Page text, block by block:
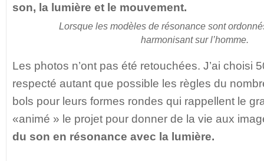
son, la lumière et le mouvement.
Lorsque les modèles de résonance sont
harmonisant sur l’homme.
Les photos n’ont pas été retouchées. J’ai choisi
respecté autant que possible les règles du
bols pour leurs formes rondes qui rappellent le
«animé » le projet pour donner de la vie aux
du son en résonance avec la lumière.